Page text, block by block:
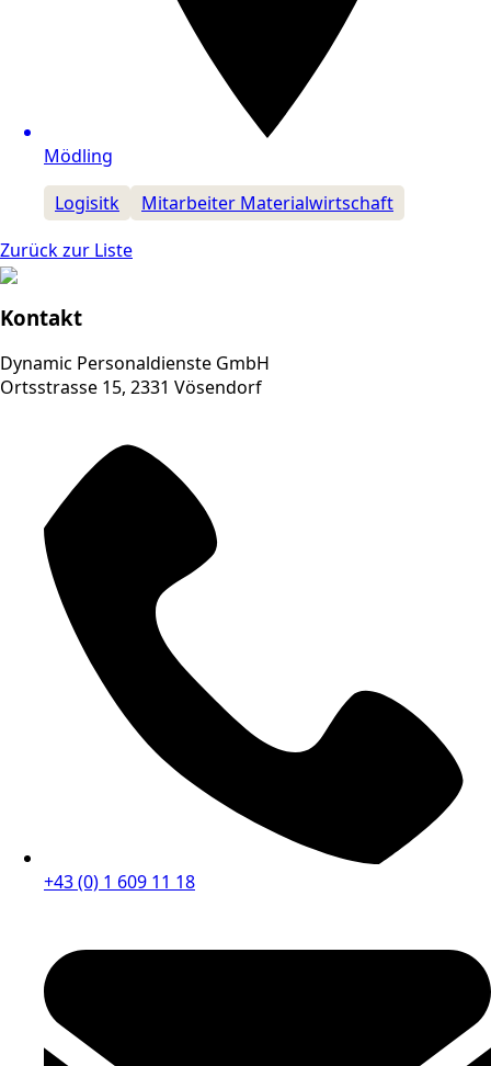
Mödling
Logisitk
Mitarbeiter Materialwirtschaft
Zurück zur Liste
Kontakt
Dynamic Personaldienste GmbH
Ortsstrasse 15, 2331 Vösendorf
+43 (0) 1 609 11 18